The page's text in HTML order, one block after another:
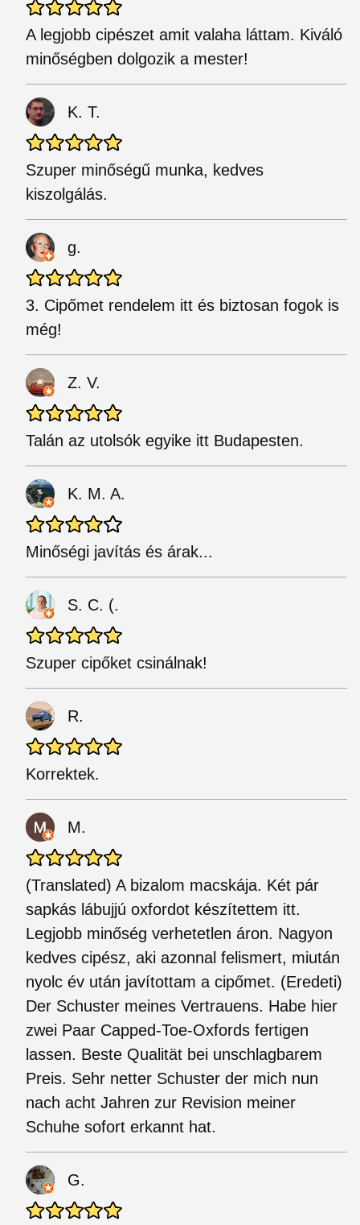
A legjobb cipészet amit valaha láttam. Kiváló
minőségben dolgozik a mester!
K. T.
Szuper minőségű munka, kedves
kiszolgálás.
g.
3. Cipőmet rendelem itt és biztosan fogok is
még!
Z. V.
Talán az utolsók egyike itt Budapesten.
K. M. A.
Minőségi javítás és árak...
S. C. (.
Szuper cipőket csinálnak!
R.
Korrektek.
M.
(Translated) A bizalom macskája. Két pár
sapkás lábujjú oxfordot készítettem itt.
Legjobb minőség verhetetlen áron. Nagyon
kedves cipész, aki azonnal felismert, miután
nyolc év után javítottam a cipőmet. (Eredeti)
Der Schuster meines Vertrauens. Habe hier
zwei Paar Capped-Toe-Oxfords fertigen
lassen. Beste Qualität bei unschlagbarem
Preis. Sehr netter Schuster der mich nun
nach acht Jahren zur Revision meiner
Schuhe sofort erkannt hat.
G.